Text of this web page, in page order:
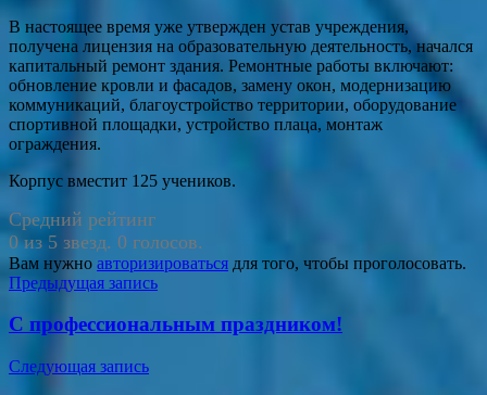
В настоящее время уже утвержден устав учреждения,
получена лицензия на образовательную деятельность, начался
капитальный ремонт здания. Ремонтные работы включают:
обновление кровли и фасадов, замену окон, модернизацию
коммуникаций, благоустройство территории, оборудование
спортивной площадки, устройство плаца, монтаж
ограждения.
Корпус вместит 125 учеников.
Средний рейтинг
0 из 5 звезд. 0 голосов.
Вам нужно авторизироваться для того, чтобы проголосовать.
Навигация
по
записям
Предыдущая запись
С профессиональным праздником!
Следующая запись